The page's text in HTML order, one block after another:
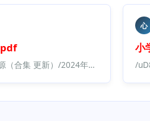
小学/道德与法治/ 道德与法
pdf
各类考级考证考试面试资源（合集 更新）/2024年考试培训类资源/14、教资面试资料包大全 最新/【45】大圣中小幼面试资料包/
心
小